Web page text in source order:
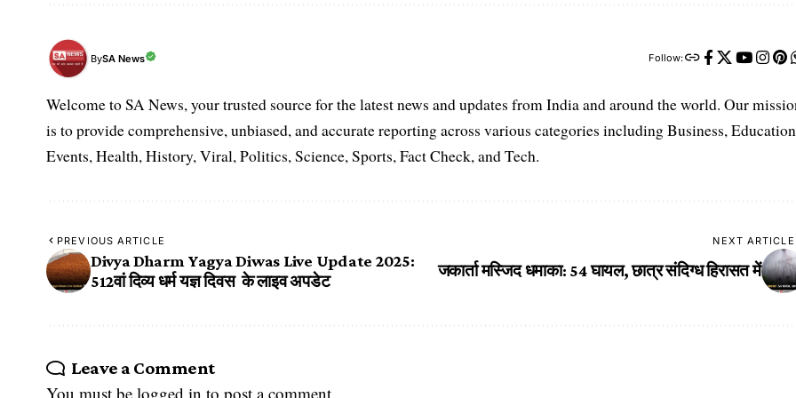
BySA News Follow:
Welcome to SA News, your trusted source for the latest news and updates from India and around the world. Our
is to provide comprehensive, unbiased, and accurate reporting across various categories including Business,
Events, Health, History, Viral, Politics, Science, Sports, Fact Check, and Tech.
PREVIOUS ARTICLE
Divya Dharm Yagya Diwas Live Update 2025:
512वां दिव्य धर्म यज्ञ दिवस के लाइव अपडेट
NEXT ARTICLE
जकार्ता मस्जिद धमाका: 54 घायल, छात्र संदिग्ध हिरासत में
Leave a Comment
You must be logged in to post a comment.